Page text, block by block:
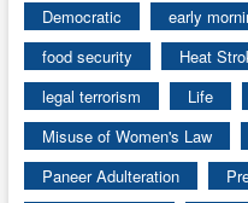
Democratic
early
food security
Heat
legal terrorism
Life
Misuse of Women's Law
Paneer Adulteration